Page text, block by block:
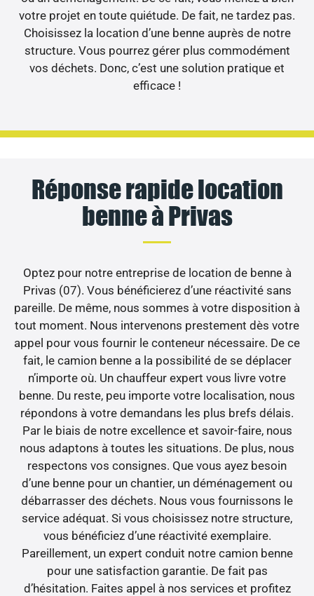
votre projet en toute quiétude. De fait, ne tardez pas.
Choisissez la location d’une benne auprès de notre
structure. Vous pourrez gérer plus commodément
vos déchets. Donc, c’est une solution pratique et
efficace !
Réponse rapide location
benne à Privas
Optez pour notre entreprise de location de benne à
Privas (07). Vous bénéficierez d’une réactivité sans
pareille. De même, nous sommes à votre disposition à
tout moment. Nous intervenons prestement dès votre
appel pour vous fournir le conteneur nécessaire. De ce
fait, le camion benne a la possibilité de se déplacer
n’importe où. Un chauffeur expert vous livre votre
benne. Du reste, peu importe votre localisation, nous
répondons à votre demandans les plus brefs délais.
Par le biais de notre excellence et savoir-faire, nous
nous adaptons à toutes les situations. De plus, nous
respectons vos consignes. Que vous ayez besoin
d’une benne pour un chantier, un déménagement ou
débarrasser des déchets. Nous vous fournissons le
service adéquat. Si vous choisissez notre structure,
vous bénéficiez d’une réactivité exemplaire.
Pareillement, un expert conduit notre camion benne
pour une satisfaction garantie. De fait pas
d’hésitation. Faites appel à nos services et profitez